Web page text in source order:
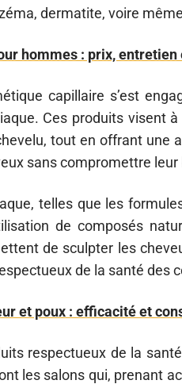
dermatite, voire
hommes : prix,
capillaire s’est
Ces produits visent
tout en offrant une
sans compromettre leur
telles que les
de composés
de sculpter les
de la santé des
et poux : efficacité et
respectueux de la
les salons qui, prenant